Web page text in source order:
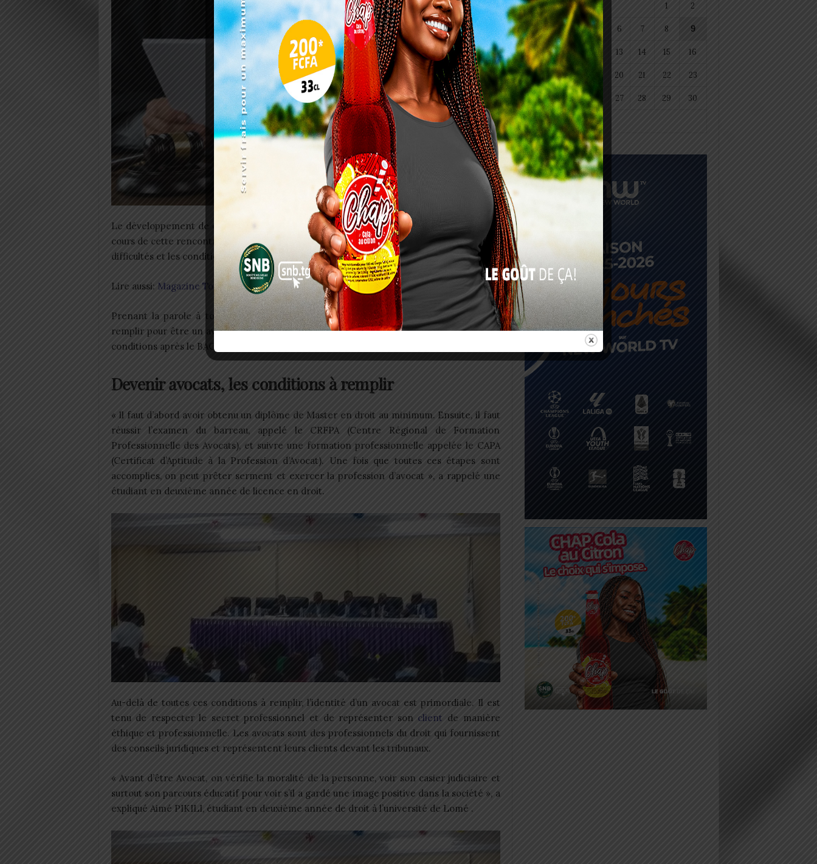
Le développement de ces objectifs clés et les réponses à plusieurs questions posées au
cours de cette rencontre ont permis aux étudiants en droit d’avoir une idée claire sur les
difficultés et les conditions à remplir pour devenir un avocat.
Lire aussi: Magazine Togo Emergent N013
Prenant la parole à tour de rôle, les experts Avocats ont démontré les conditions à
remplir pour être un avocat. Pour devenir avocat au Togo, il faut donc remplir plusieurs
conditions après le BAC2.
Devenir avocats, les conditions à remplir
« Il faut d’abord avoir obtenu un diplôme de Master en droit au minimum. Ensuite, il faut
réussir l’examen du barreau, appelé le CRFPA (Centre Régional de Formation
Professionnelle des Avocats), et suivre une formation professionnelle appelée le CAPA
(Certificat d’Aptitude à la Profession d’Avocat). Une fois que toutes ces étapes sont
accomplies, on peut prêter serment et exercer la profession d’avocat », a rappelé une
étudiant en deuxième année de licence en droit.
Au-delà de toutes ces conditions à remplir, l’identité d’un avocat est primordiale. Il est
tenu de respecter le secret professionnel et de représenter son client de manière
éthique et professionnelle. Les avocats sont des professionnels du droit qui fournissent
des conseils juridiques et représentent leurs clients devant les tribunaux.
« Avant d’être Avocat, on vérifie la moralité de la personne, voir son casier judiciaire et
surtout son parcours éducatif pour voir s’il a gardé une image positive dans la société », a
expliqué Aimé PIKILI, étudiant en deuxième année de droit à l’université de Lomé .
1 2
3 4 5 6 7 8 9
10 11 12 13 14 15 16
17 18 20 21 22 23
24 25 26 27 28 29 30
31
« Juil